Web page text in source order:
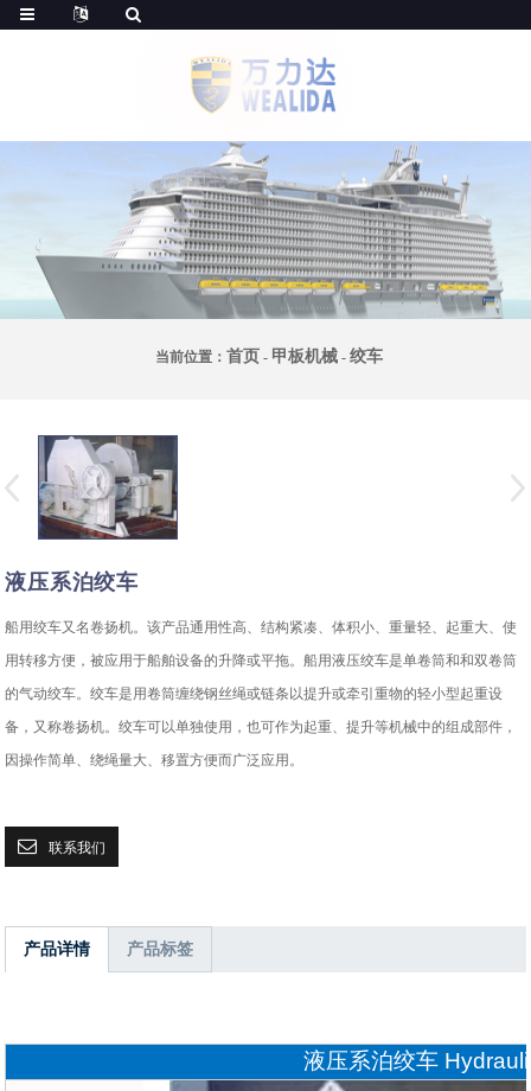
当前位置： 首页 - 甲板机械- 绞车
液压系泊绞车
船用绞车又名卷扬机。该产品通用性高、结构紧凑、体积小、重量轻、起重大、使
用转移方便，被应用于船舶设备的升降或平拖。船用液压绞车是单卷筒和和双卷筒
的气动绞车。绞车是用卷筒缠绕钢丝绳或链条以提升或牵引重物的轻小型起重设
备，又称卷扬机。绞车可以单独使用，也可作为起重、提升等机械中的组成部件，
因操作简单、绕绳量大、移置方便而广泛应用。
联系我们
产品详情 产品标签
液压系泊绞车